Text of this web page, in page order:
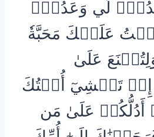
لِّي وَعَدُوّٞ
عَلَيۡكَ مَحَبَّةٗ
عَلَىٰ
(39) إِذۡ تَمۡشِيٓ أُخۡتُكَ
أَدُلُّكُمۡ عَلَىٰ مَن